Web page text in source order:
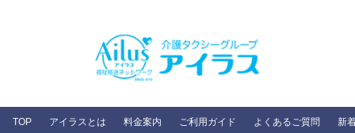
TOP アイラスとは 料金案内 ご利用ガイド よくあるご質問
新